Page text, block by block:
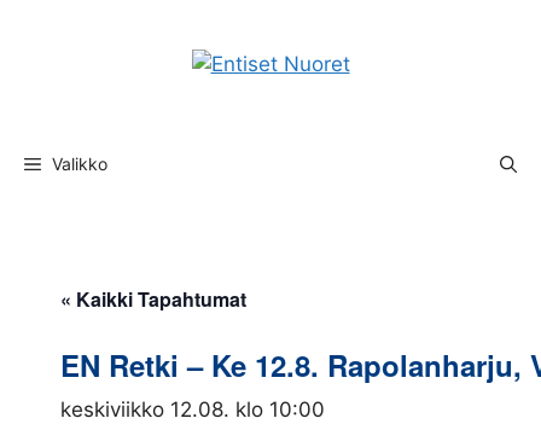
Valikko
« Kaikki Tapahtumat
EN Retki – Ke 12.8. Rapolanharju,
keskiviikko 12.08. klo 10:00